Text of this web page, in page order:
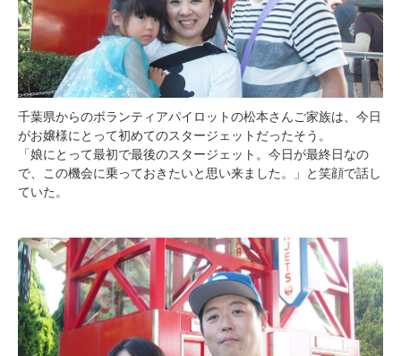
千葉県からのボランティアパイロットの松本さんご家族は、今日
がお嬢様にとって初めてのスタージェットだったそう。
「娘にとって最初で最後のスタージェット。今日が最終日なの
で、この機会に乗っておきたいと思い来ました。」と笑顔で話し
ていた。